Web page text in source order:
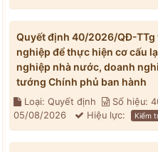
Quyết định 40/2026/QĐ-TTg
nghiệp để thực hiện cơ cấu
nghiệp nhà nước, doanh
tướng Chính phủ ban hành
Loại: Quyết định Số hiệu:
05/08/2026
Hiệu lực: Kiểm